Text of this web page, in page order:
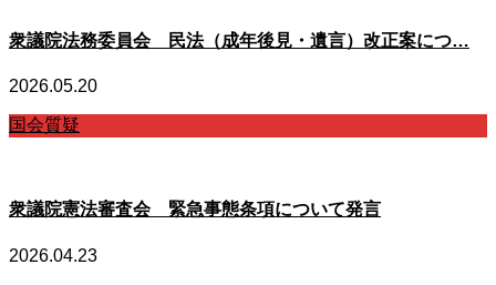
衆議院法務委員会 民法（成年後見・遺言）改正案につ…
2026.05.20
国会質疑
衆議院憲法審査会 緊急事態条項について発言
2026.04.23